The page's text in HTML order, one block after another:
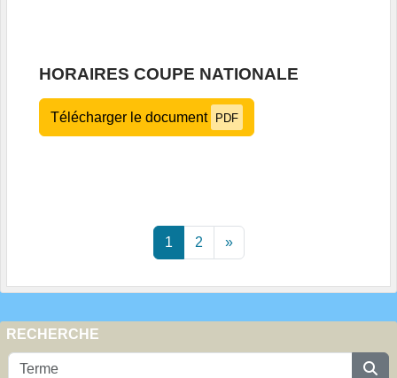
HORAIRES COUPE NATIONALE
Télécharger le document PDF
1 2 »
RECHERCHE